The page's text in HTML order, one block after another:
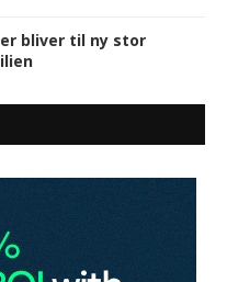
bliver til ny stor